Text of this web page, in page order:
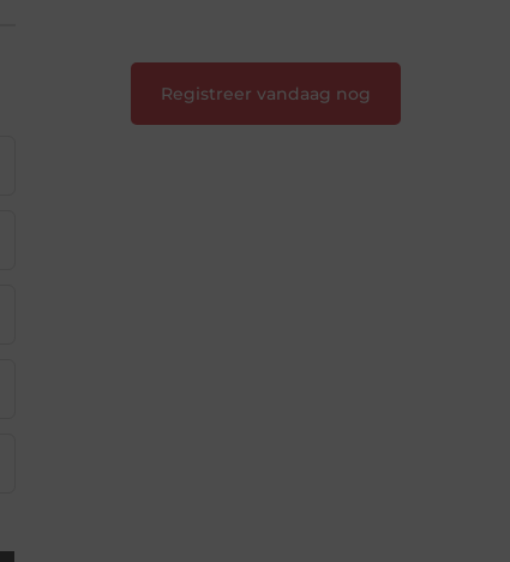
Registreer vandaag nog